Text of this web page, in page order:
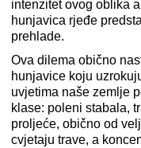
intenzitet ovog oblika
hunjavica rjeđe
prehlade.
Ova dilema obično
hunjavice koju
uvjetima naše zemlje
klase: poleni stabala,
proljeće, obično od
cvjetaju trave, a